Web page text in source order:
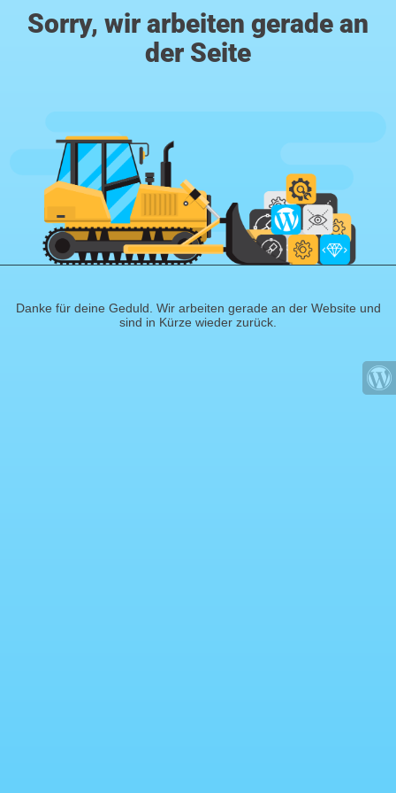
Sorry, wir arbeiten gerade an
der Seite
Danke für deine Geduld. Wir arbeiten gerade an der Website und
sind in Kürze wieder zurück.